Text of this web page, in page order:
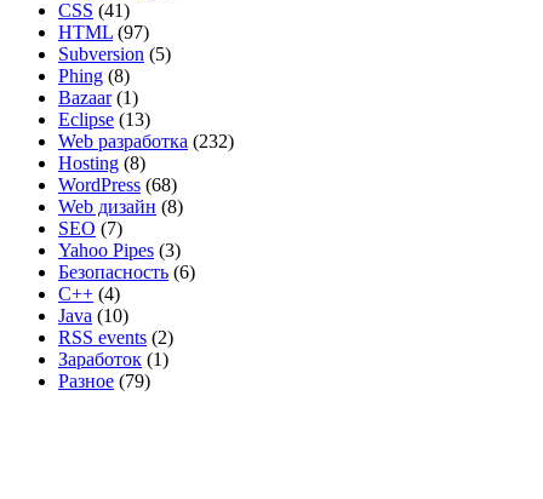
CSS (41)
HTML (97)
Subversion (5)
Phing (8)
Bazaar(1)
Eclipse (13)
Web разработка (232)
Hosting (8)
WordPress (68)
Web дизайн (8)
SEO (7)
Yahoo Pipes (3)
Безопасность (6)
C++ (4)
Java (10)
RSS events (2)
Заработок (1)
Разное (79)